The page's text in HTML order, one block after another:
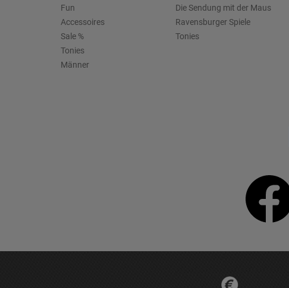
Fun
Accessoires
Sale %
Tonies
Männer
Die Sendung mit der Maus
Ravensburger Spiele
Tonies